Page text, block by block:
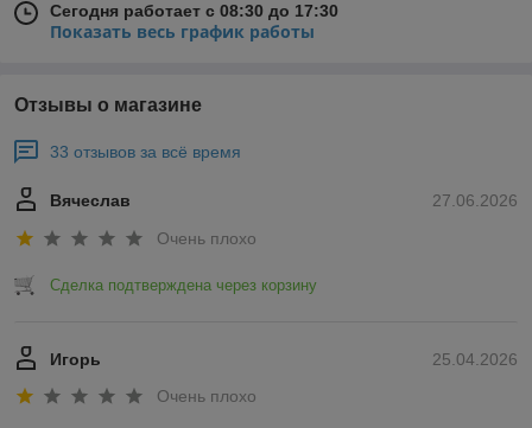
Сегодня работает с 08:30 до 17:30
Показать весь график работы
Отзывы о магазине
33 отзывов за всё время
27.06.2026
Вячеслав
Очень плохо
Сделка подтверждена через корзину
25.04.2026
Игорь
Очень плохо